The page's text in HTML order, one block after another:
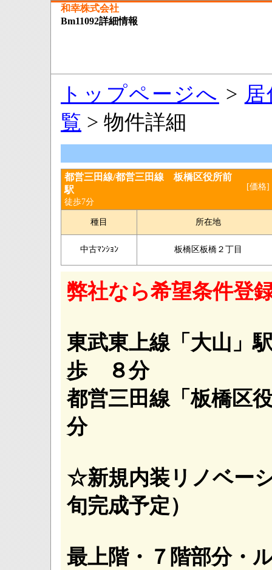
和幸株式会社
Bm11092詳細情報
トップページへ >
覧 > 物件詳細
都営三田線/都営三田線 板橋区役所前
駅
徒歩7分
[価格]
種目 所在地
中古ﾏﾝｼｮﾝ 板橋区板橋２丁目
弊社なら希望条件登
東武東上線「大山
歩 ８分
都営三田線「板橋区
分 ３駅２
☆新規内装リノベー
旬完成予定）
最上階・７階部分・